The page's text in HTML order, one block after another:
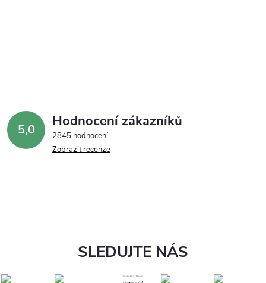
5,0 Hodnocení zákazníků
2845 hodnocení
Zobrazit recenze
SLEDUJTE NÁS